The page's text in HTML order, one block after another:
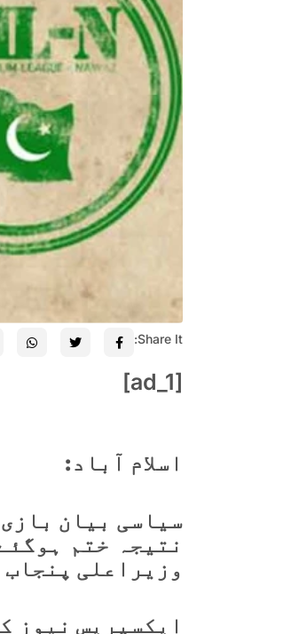
Share It:
[ad_1]
اسلام آباد:
سیاسی بیان
نتیجہ ختم
وزیراعلی
ایکسپریس نیوز